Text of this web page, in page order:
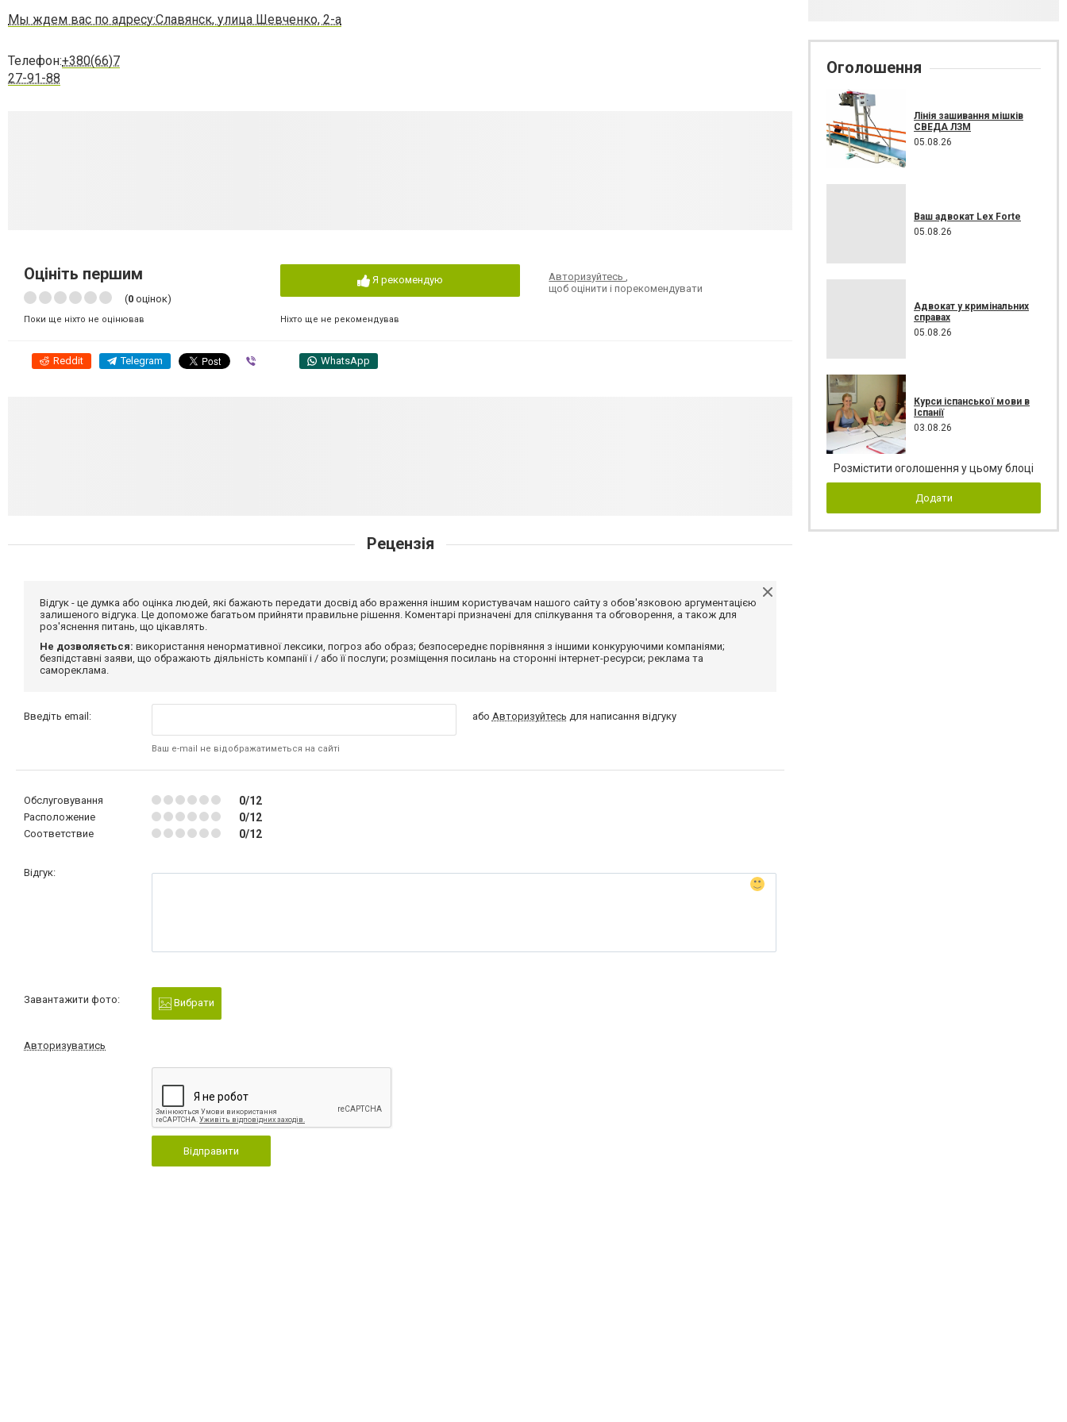
Мы ждем вас по адресу:Славянск, улица Шевченко, 2-а
Телефон:+380(66)7
27-91-88
Оцініть першим
(0 оцінок)
Поки ще ніхто не оцінював
Я рекомендую
Ніхто ще не рекомендував
Авторизуйтесь
щоб оцінити і порекомендувати
Reddit Telegram WhatsApp
Рецензія
Відгук - це думка або оцінка людей, які бажають передати досвід або враження іншим користувачам нашого сайту з обов'язковою аргументацією
залишеного відгука. Це допоможе багатьом прийняти правильне рішення. Коментарі призначені для спілкування та обговорення, а також для
роз'яснення питань, що цікавлять.
Не дозволяється: використання ненормативної лексики, погроз або образ; безпосереднє порівняння з іншими конкуруючими компаніями;
безпідставні заяви, що ображають діяльність компанії і / або її послуги; розміщення посилань на сторонні інтернет-ресурси; реклама та
самореклама.
Введіть email:
Ваш e-mail не відображатиметься на сайті
або Авторизуйтесь для написання відгуку
Обслуговування 0/12
Расположение 0/12
Соответствие 0/12
Відгук:
Завантажити фото: Вибрати
Авторизуватись
Відправити
Оголошення
Лінія зашивання мішків
СВЕДА ЛЗМ
05.08.26
Ваш адвокат Lex Forte
05.08.26
Адвокат у кримінальних
справах
05.08.26
Курси іспанської мови в
Іспанії
03.08.26
Розмістити оголошення у цьому блоці
Додати